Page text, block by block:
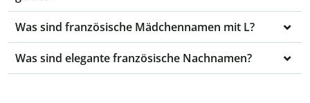
Was sind französische Mädchennamen mit L?
Was sind elegante französische Nachnamen?